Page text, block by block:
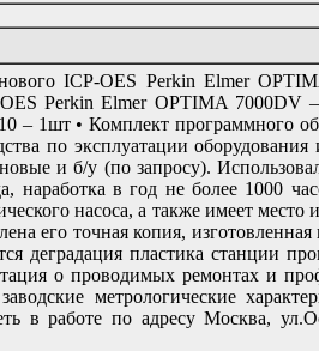
ICP-OES Perkin Elmer
Perkin Elmer OPTIMA 7000DV
– 1шт • Комплект программного
по эксплуатации
и б/у (по запросу).
в год не более 1000
насоса, а также имеет место
его точная копия,
деградация пластика станции
о проводимых ремонтах и
метрологические
в работе по адресу Москва,